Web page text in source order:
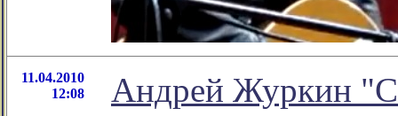
11.04.2010
12:08
Андрей Журкин